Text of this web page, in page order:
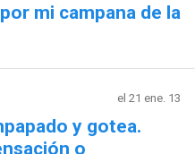
mi campana de la
el 21 ene. 13
y gotea.
o